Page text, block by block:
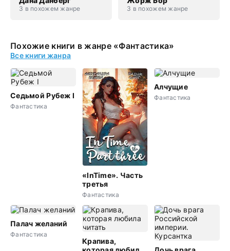
3 в похожем жанре 3 в похожем жанре
Похожие книги в жанре «Фантастика»
Все книги жанра
Седьмой Рубеж I
Фантастика
«InTime». Часть
третья
Фантастика
Алчущие
Фантастика
Палач желаний
Фантастика
Крапива,